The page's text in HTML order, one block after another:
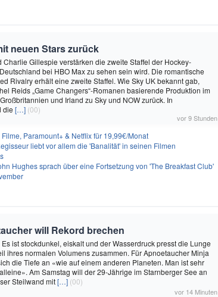
neuen Stars zurück
Charlie Gillespie verstärken die zweite Staffel der Hockey-
bei HBO Max zu sehen sein wird. Die romantische
Rivalry erhält eine zweite Staffel. Wie Sky UK bekannt gab,
Reids „Game Changers“-Romanen basierende Produktion im
und Irland zu Sky und NOW zurück. In
die […] (00)
vor 9 Stunden
Paramount+ & Netflix für 19,99€/Monat
liebt vor allem die 'Banalität' in seinen Filmen
Hughes sprach über eine Fortsetzung von 'The Breakfast Club'
will Rekord brechen
ist stockdunkel, eiskalt und der Wasserdruck presst die Lunge
ihres normalen Volumens zusammen. Für Apnoetaucher Minja
die Tiefe an «wie auf einem anderen Planeten. Man ist sehr
Am Samstag will der 29-Jährige im Starnberger See an
Steilwand mit[…] (00)
vor 14 Minuten